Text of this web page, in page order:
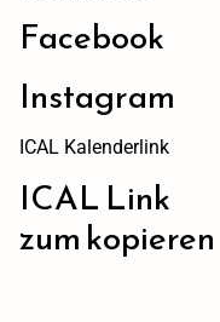
Facebook
Instagram
ICAL Kalenderlink
ICAL Link
zum kopieren